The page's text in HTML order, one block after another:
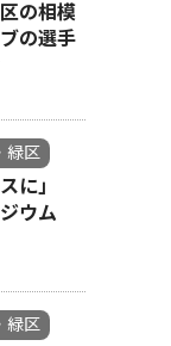
の相模
の選手
緑区
スに」
ウム
緑区